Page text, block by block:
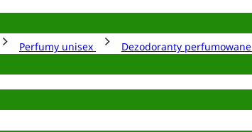
Perfumy unisex
Dezodoranty perfumowane